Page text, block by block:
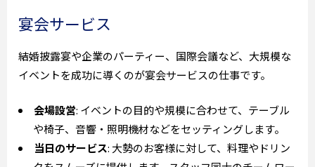
宴会サービス
結婚披露宴や企業のパーティー、国際会議など、大規模な
イベントを成功に導くのが宴会サービスの仕事です。
会場設営: イベントの目的や規模に合わせて、テーブル
や椅子、音響・照明機材などをセッティングします。
当日のサービス: 大勢のお客様に対して、料理やドリン